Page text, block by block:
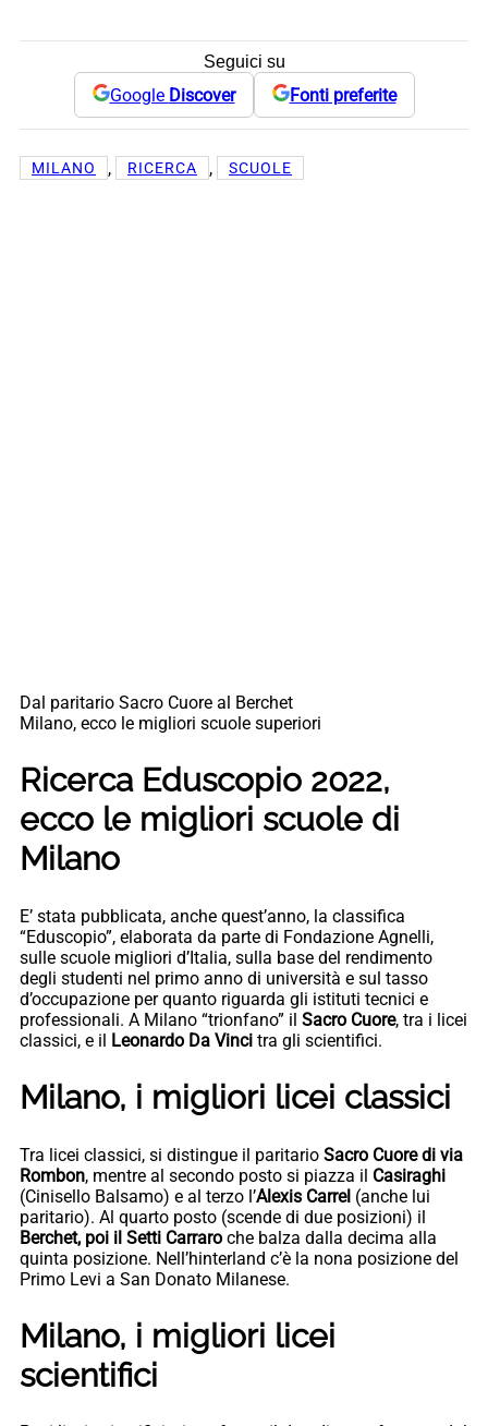
Seguici su
Google Discover Fonti preferite
MILANO , RICERCA , SCUOLE
Dal paritario Sacro Cuore al Berchet
Milano, ecco le migliori scuole superiori
Ricerca Eduscopio 2022,
ecco le migliori scuole di
Milano
E’ stata pubblicata, anche quest’anno, la classifica
“Eduscopio”, elaborata da parte di Fondazione Agnelli,
sulle scuole migliori d’Italia, sulla base del rendimento
degli studenti nel primo anno di università e sul tasso
d’occupazione per quanto riguarda gli istituti tecnici e
professionali. A Milano “trionfano” il Sacro Cuore, tra i licei
classici, e il Leonardo Da Vinci tra gli scientifici.
Milano, i migliori licei classici
Tra licei classici, si distingue il paritario Sacro Cuore di via
Rombon, mentre al secondo posto si piazza il Casiraghi
(Cinisello Balsamo) e al terzo l’Alexis Carrel (anche lui
paritario). Al quarto posto (scende di due posizioni) il
Berchet, poi il Setti Carraro che balza dalla decima alla
quinta posizione. Nell’hinterland c’è la nona posizione del
Primo Levi a San Donato Milanese.
Milano, i migliori licei
scientifici